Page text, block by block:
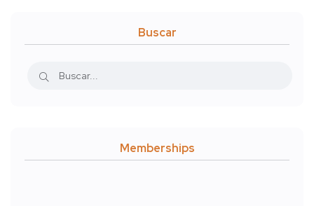
Buscar
Memberships